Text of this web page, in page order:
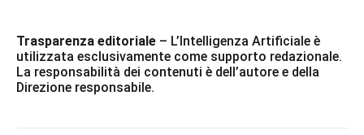
Trasparenza editoriale – L’Intelligenza Artificiale è
utilizzata esclusivamente come supporto redazionale.
La responsabilità dei contenuti è dell’autore e della
Direzione responsabile.